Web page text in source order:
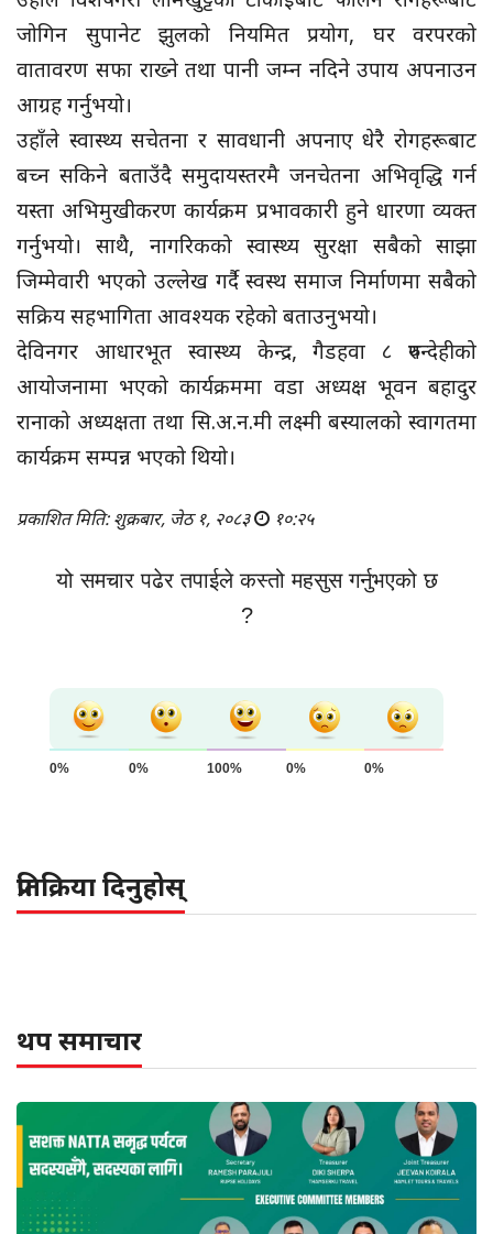
जोगिन सुपानेट झुलको नियमित प्रयोग, घर वरपरको
वातावरण सफा राख्ने तथा पानी जम्न नदिने उपाय अपनाउन
आग्रह गर्नुभयो।
उहाँले स्वास्थ्य सचेतना र सावधानी अपनाए धेरै रोगहरूबाट
बच्न सकिने बताउँदै समुदायस्तरमै जनचेतना अभिवृद्धि गर्न
यस्ता अभिमुखीकरण कार्यक्रम प्रभावकारी हुने धारणा व्यक्त
गर्नुभयो। साथै, नागरिकको स्वास्थ्य सुरक्षा सबैको साझा
जिम्मेवारी भएको उल्लेख गर्दै स्वस्थ समाज निर्माणमा सबैको
सक्रिय सहभागिता आवश्यक रहेको बताउनुभयो।
देविनगर आधारभूत स्वास्थ्य केन्द्र, गैडहवा ८ रुपन्देहीको
आयोजनामा भएको कार्यक्रममा वडा अध्यक्ष भूवन बहादुर
रानाको अध्यक्षता तथा सि.अ.न.मी लक्ष्मी बस्यालको स्वागतमा
कार्यक्रम सम्पन्न भएको थियो।
प्रकाशित मिति: शुक्रबार, जेठ १, २०८३ १०:२५
यो समचार पढेर तपाईले कस्तो महसुस गर्नुभएको छ
?
0% 0% 100% 0% 0%
प्रतिक्रिया दिनुहोस्
थप समाचार